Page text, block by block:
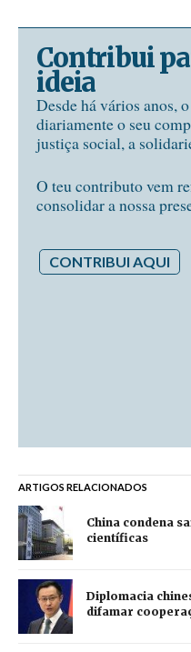
Contribui
ideia
Desde há vários anos,
diariamente o seu
justiça social, a
O teu contributo vem
consolidar a nossa
CONTRIBUI AQUI
ARTIGOS RELACIONADOS
China condena
científicas
Diplomacia
difamar